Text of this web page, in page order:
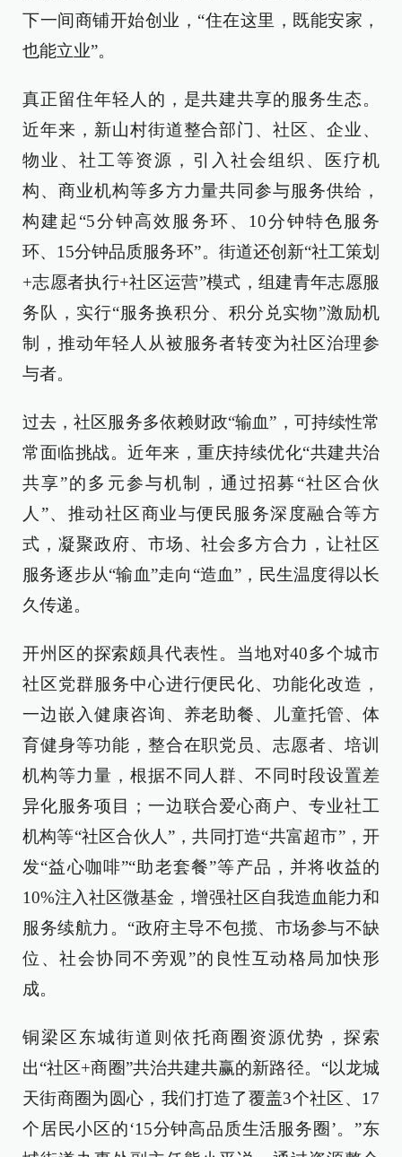
下一间商铺开始创业，“住在这里，既能安家，
也能立业”。
真正留住年轻人的，是共建共享的服务生态。
近年来，新山村街道整合部门、社区、企业、
物业、社工等资源，引入社会组织、医疗机
构、商业机构等多方力量共同参与服务供给，
构建起“5分钟高效服务环、10分钟特色服务
环、15分钟品质服务环”。街道还创新“社工策划
+志愿者执行+社区运营”模式，组建青年志愿服
务队，实行“服务换积分、积分兑实物”激励机
制，推动年轻人从被服务者转变为社区治理参
与者。
过去，社区服务多依赖财政“输血”，可持续性常
常面临挑战。近年来，重庆持续优化“共建共治
共享”的多元参与机制，通过招募“社区合伙
人”、推动社区商业与便民服务深度融合等方
式，凝聚政府、市场、社会多方合力，让社区
服务逐步从“输血”走向“造血”，民生温度得以长
久传递。
开州区的探索颇具代表性。当地对40多个城市
社区党群服务中心进行便民化、功能化改造，
一边嵌入健康咨询、养老助餐、儿童托管、体
育健身等功能，整合在职党员、志愿者、培训
机构等力量，根据不同人群、不同时段设置差
异化服务项目；一边联合爱心商户、专业社工
机构等“社区合伙人”，共同打造“共富超市”，开
发“益心咖啡”“助老套餐”等产品，并将收益的
10%注入社区微基金，增强社区自我造血能力和
服务续航力。“政府主导不包揽、市场参与不缺
位、社会协同不旁观”的良性互动格局加快形
成。
铜梁区东城街道则依托商圈资源优势，探索
出“社区+商圈”共治共建共赢的新路径。“以龙城
天街商圈为圆心，我们打造了覆盖3个社区、17
个居民小区的‘15分钟高品质生活服务圈’。”东